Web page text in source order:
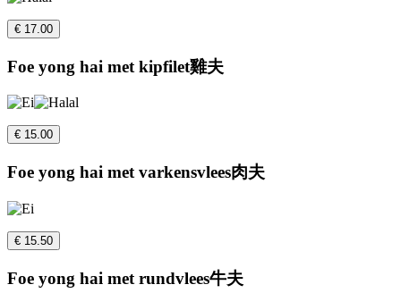
€ 17.00
Foe yong hai met kipfilet雞夫
€ 15.00
Foe yong hai met varkensvlees肉夫
€ 15.50
Foe yong hai met rundvlees牛夫